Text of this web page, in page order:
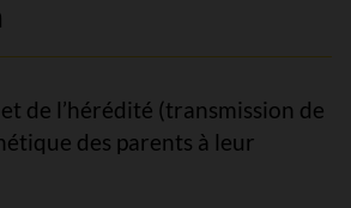
et de l’hérédité (transmission de
des parents à leur